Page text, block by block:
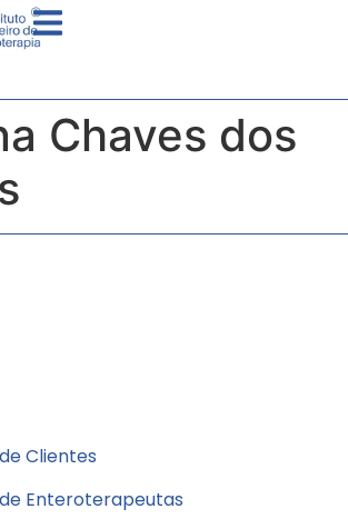
Chaves dos
Clientes
Enteroterapeutas